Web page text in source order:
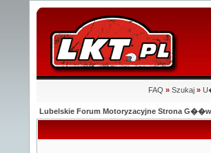
FAQ » Szukaj »
Lubelskie Forum Motoryzacyjne Strona